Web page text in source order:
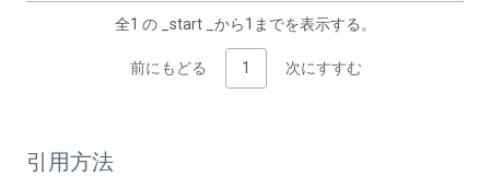
全1 の _start _から1までを表示する。
前にもどる 1 次にすすむ
引用方法